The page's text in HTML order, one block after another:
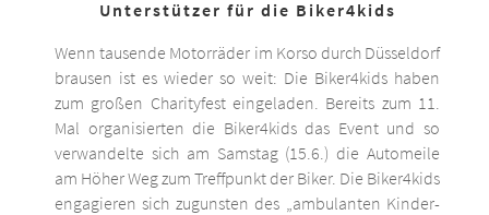
Unterstützer für die Biker4kids
Wenn tausende Motorräder im Korso durch Düsseldorf
brausen ist es wieder so weit: Die Biker4kids haben
zum großen Charityfest eingeladen. Bereits zum 11.
Mal organisierten die Biker4kids das Event und so
verwandelte sich am Samstag (15.6.) die Automeile
am Höher Weg zum Treffpunkt der Biker. Die Biker4kids
engagieren sich zugunsten des „ambulanten Kinder-